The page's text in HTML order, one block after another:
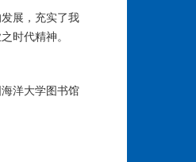
展，充实了我
时代精神。
洋大学图书馆